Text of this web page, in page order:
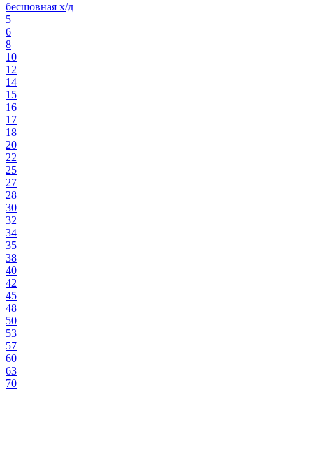
бесшовная х/д
5
6
8
10
12
14
15
16
17
18
20
22
25
27
28
30
32
34
35
38
40
42
45
48
50
53
57
60
63
70